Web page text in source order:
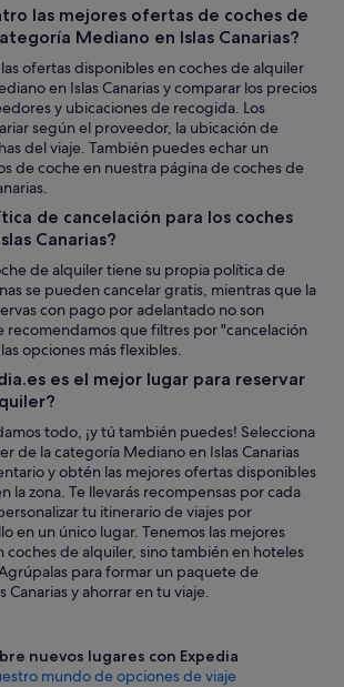
las mejores ofertas de coches de
Mediano en Islas Canarias?
ofertas disponibles en coches de alquiler
en Islas Canarias y comparar los precios
y ubicaciones de recogida. Los
según el proveedor, la ubicación de
del viaje. También puedes echar un
de coche en nuestra página de coches de
de cancelación para los coches
Canarias?
de alquiler tiene su propia política de
se pueden cancelar gratis, mientras que la
con pago por adelantado no son
recomendamos que filtres por "cancelación
opciones más flexibles.
es el mejor lugar para reservar
todo, ¡y tú también puedes! Selecciona
de la categoría Mediano en Islas Canarias
y obtén las mejores ofertas disponibles
la zona. Te llevarás recompensas por cada
tu itinerario de viajes por
en un único lugar. Tenemos las mejores
coches de alquiler, sino también en hoteles
para formar un paquete de
Canarias y ahorrar en tu viaje.
nuevos lugares con Expedia
mundo de opciones de viaje